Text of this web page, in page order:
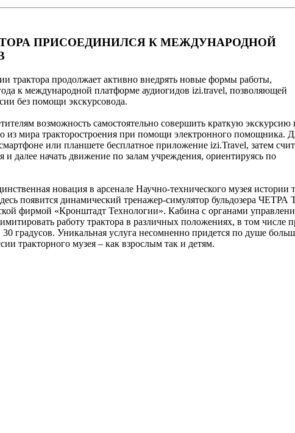
ПРИСОЕДИНИЛСЯ К МЕЖДУНАРОДНОЙ
трактора продолжает активно внедрять новые формы работы,
к международной платформе аудиогидов izi.travel, позволяющей
без помощи экскурсовода.
возможность самостоятельно совершить краткую экскурсию
из мира тракторостроения при помощи электронного помощника.
или планшете бесплатное приложение izi.Travel, затем
далее начать движение по залам учреждения, ориентируясь по
новация в арсенале Научно-технического музея истории
появится динамический тренажер-симулятор бульдозера ЧЕТРА
фирмой «Кронштадт Технологии». Кабина с органами
имитировать работу трактора в различных положениях, в том числе
градусов. Уникальная услуга несомненно придется по душе
тракторного музея – как взрослым так и детям.